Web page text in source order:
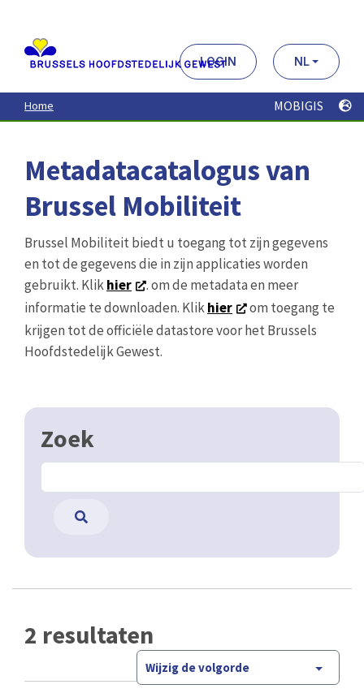
contenu
principal
LOGIN NL
Home MOBIGIS
Metadatacatalogus van
Brussel Mobiliteit
Brussel Mobiliteit biedt u toegang tot zijn gegevens
en tot de gegevens die in zijn applicaties worden
gebruikt. Klikhier
. om de metadata en meer
informatie te downloaden. Klikhier
om toegang te
krijgen tot de officiële datastore voor het Brussels
Hoofdstedelijk Gewest.
Zoek
2 resultaten
Wijzig de volgorde